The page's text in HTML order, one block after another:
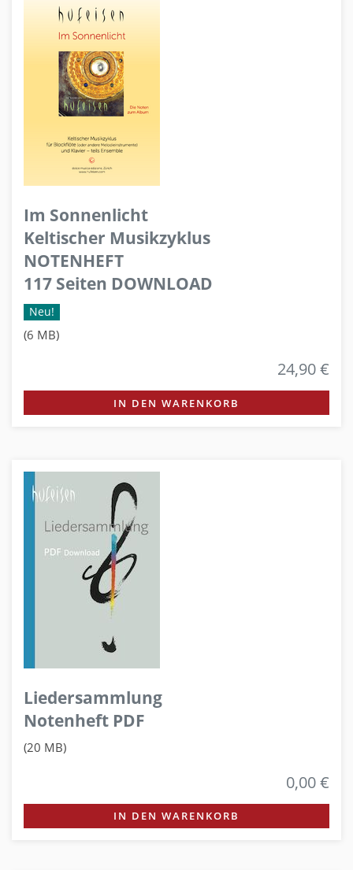
Im Sonnenlicht
Keltischer Musikzyklus
NOTENHEFT
117 Seiten DOWNLOAD
Neu!
(6 MB)
24,90 €
IN DEN WARENKORB
Liedersammlung
Notenheft PDF
(20 MB)
0,00 €
IN DEN WARENKORB